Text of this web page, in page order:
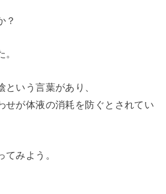
？
いう言葉があり、
せが体液の消耗を防ぐとされてい
みよう。